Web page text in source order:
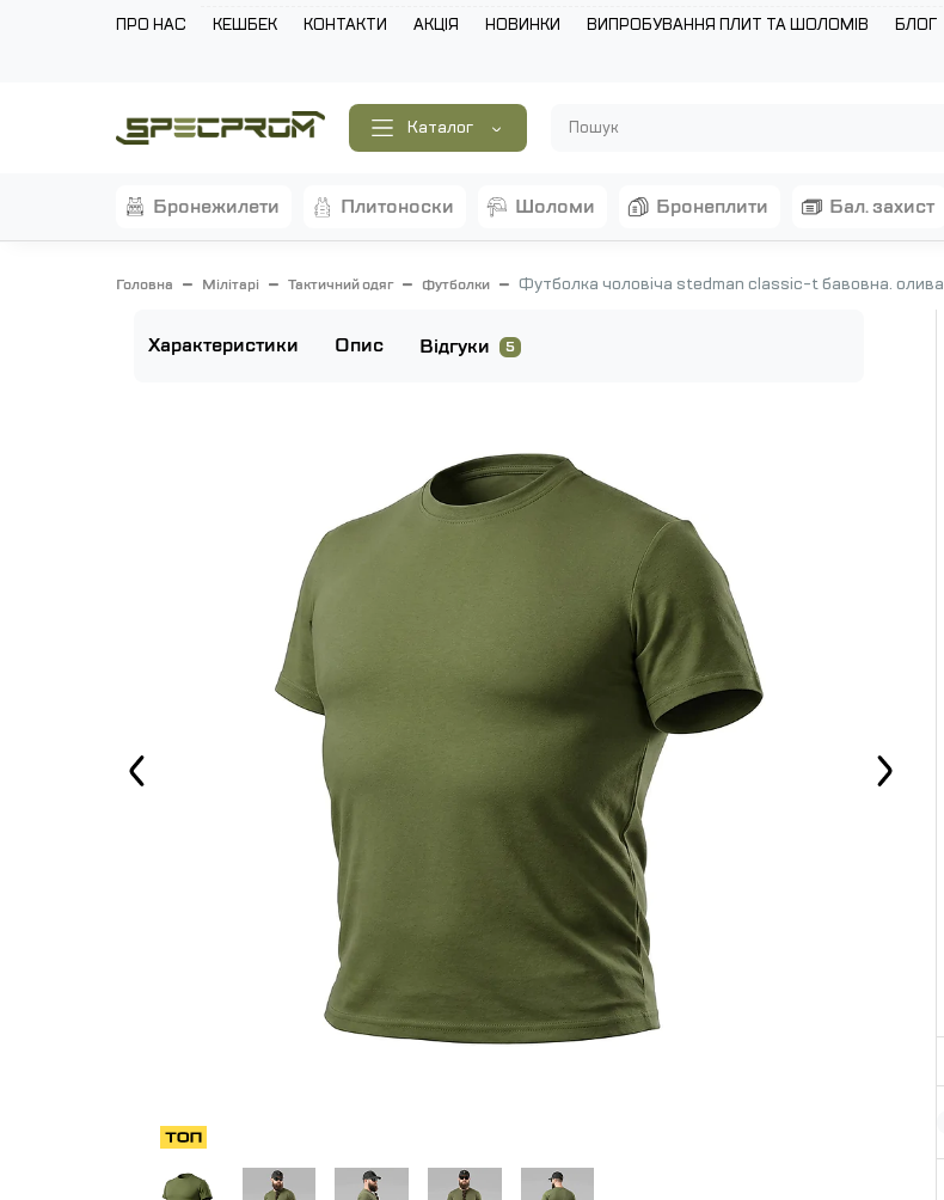
ПРО НАС КЕШБЕК КОНТАКТИ АКЦІЯ НОВИНКИ ВИПРОБУВАННЯ ПЛИТ ТА ШОЛОМІВ БЛОГ
Каталог
бронежилети плитоноски шоломи бронеплити бал. захист
Головна Мілітарі Тактичний одяг Футболки Футболка чоловіча stedman classic-t бавовна. олива
Характеристики Опис Відгуки 5